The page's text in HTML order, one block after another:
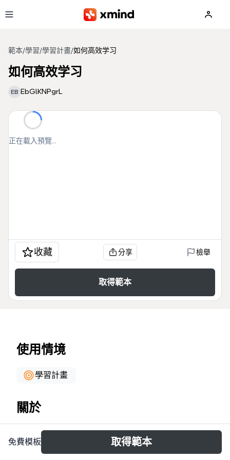
範本/學習/學習計畫/如何高效学习
如何高效学习
EB EbGlKNPgrL
正在載入預覽...
收藏 分享 檢舉
取得範本
使用情境
學習計畫
關於
《如何高效学习》思维导图模板（Xmind 模板）由 134
个节点构成，系统梳理了整体性学习法的五大核心模
块：三个基本观点、学习的顺序、学习的工具、超越整
免費模板 取得範本